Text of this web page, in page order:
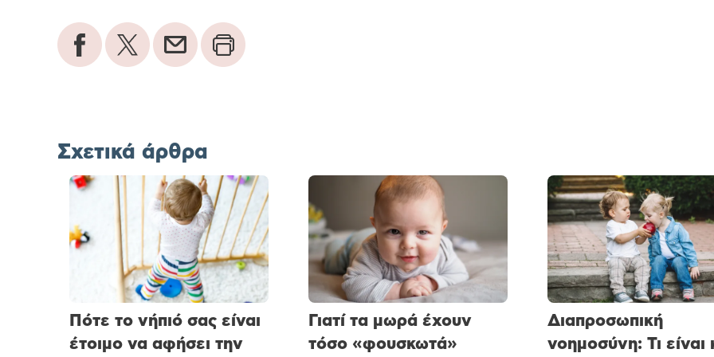
Σχετικά άρθρα
Πότε το νήπιό σας είναι
έτοιμο να αφήσει την
Γιατί τα μωρά έχουν
τόσο «φουσκωτά»
Διαπροσωπική
νοημοσύνη: Τι είναι